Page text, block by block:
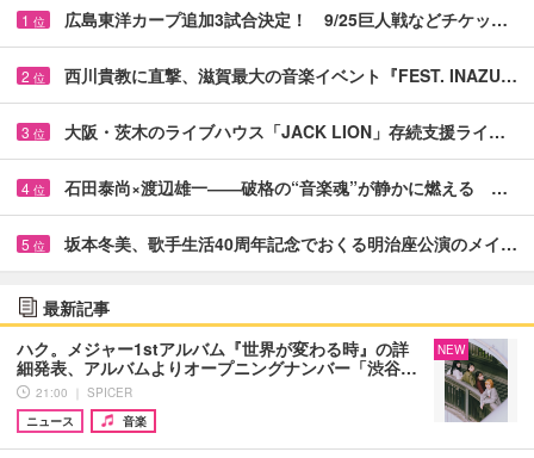
1 位 広島東洋カープ追加3試合決定！ 9/25巨人戦などチケッ…
2 位 西川貴教に直撃、滋賀最大の音楽イベント『FEST. INAZU…
3 位 大阪・茨木のライブハウス「JACK LION」存続支援ライ…
4 位 石田泰尚×渡辺雄一――破格の“音楽魂”が静かに燃える …
5 位 坂本冬美、歌手生活40周年記念でおくる明治座公演のメイ…
最新記事
ハク。メジャー1stアルバム『世界が変わる時』の詳
細発表、アルバムよりオープニングナンバー「渋谷…
21:00 ｜ SPICER
ニュース
音楽
NEW